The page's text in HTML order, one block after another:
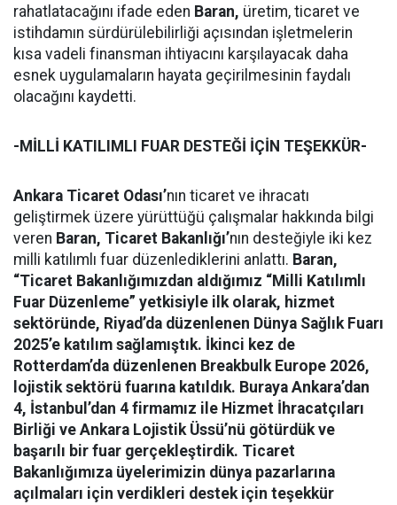
rahatlatacağını ifade eden Baran, üretim, ticaret ve
istihdamın sürdürülebilirliği açısından işletmelerin
kısa vadeli finansman ihtiyacını karşılayacak daha
esnek uygulamaların hayata geçirilmesinin faydalı
olacağını kaydetti.
-MİLLİ KATILIMLI FUAR DESTEĞİ İÇİN TEŞEKKÜR-
Ankara Ticaret Odası’nın ticaret ve ihracatı
geliştirmek üzere yürüttüğü çalışmalar hakkında bilgi
veren Baran, Ticaret Bakanlığı’nın desteğiyle iki kez
milli katılımlı fuar düzenlediklerini anlattı. Baran,
“Ticaret Bakanlığımızdan aldığımız “Milli Katılımlı
Fuar Düzenleme” yetkisiyle ilk olarak, hizmet
sektöründe, Riyad’da düzenlenen Dünya Sağlık Fuarı
2025’e katılım sağlamıştık. İkinci kez de
Rotterdam’da düzenlenen Breakbulk Europe 2026,
lojistik sektörü fuarına katıldık. Buraya Ankara’dan
4, İstanbul’dan 4 firmamız ile Hizmet İhracatçıları
Birliği ve Ankara Lojistik Üssü’nü götürdük ve
başarılı bir fuar gerçekleştirdik. Ticaret
Bakanlığımıza üyelerimizin dünya pazarlarına
açılmaları için verdikleri destek için teşekkür